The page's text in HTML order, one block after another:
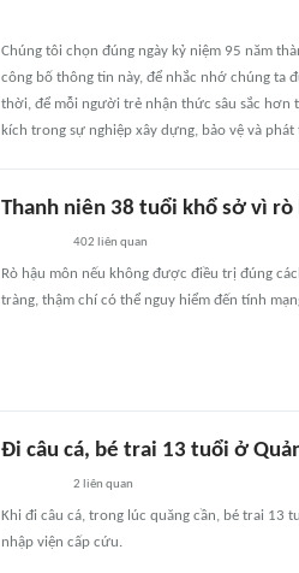
Chúng tôi chọn đúng ngày kỷ niệm 95 năm
công bố thông tin này, để nhắc nhớ chúng ta
thời, để mỗi người trẻ nhận thức sâu sắc
kích trong sự nghiệp xây dựng, bảo vệ và
Thanh niên 38 tuổi khổ sở vì
402 liên quan
Rò hậu môn nếu không được điều trị đúng
tràng, thậm chí có thể nguy hiểm đến tính
Đi câu cá, bé trai 13 tuổi ở
2 liên quan
Khi đi câu cá, trong lúc quăng cần, bé trai 13
nhập viện cấp cứu.